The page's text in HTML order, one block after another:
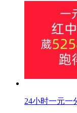
24小时一元一